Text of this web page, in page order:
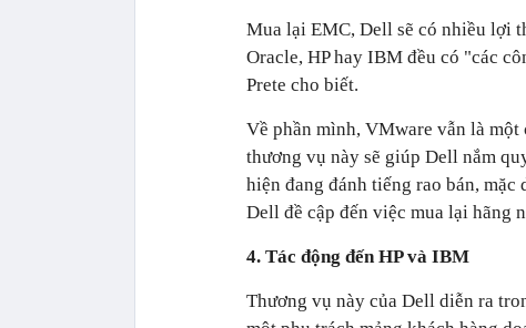
Mua lại EMC, Dell sẽ có nhiều lợi
Oracle, HP hay IBM đều có "các
Prete cho biết.
Về phần mình, VMware vẫn là
thương vụ này sẽ giúp Dell nắm
hiện đang đánh tiếng rao bán,
Dell đề cập đến việc mua lại hãng
4. Tác động đến HP và IBM
Thương vụ này của Dell diễn ra